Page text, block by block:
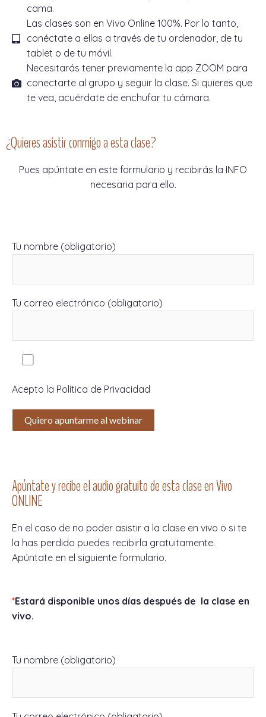
cama.
Las clases son en Vivo Online 100%. Por lo tanto,
conéctate a ellas a través de tu ordenador, de tu
tablet o de tu móvil.
Necesitarás tener previamente la app ZOOM para
conectarte al grupo y seguir la clase. Si quieres que
te vea, acuérdate de enchufar tu cámara.
¿Quieres asistir conmigo a esta clase?
Pues apúntate en este formulario y recibirás la INFO
necesaria para ello.
Tu nombre (obligatorio)
Tu correo electrónico (obligatorio)
Acepto la Política de Privacidad
Apúntate y recibe el audio gratuito de esta clase en Vivo
ONLINE
En el caso de no poder asistir a la clase en vivo o si te
la has perdido puedes recibirla gratuitamente.
Apúntate en el siguiente formulario.
*Estará disponible unos días después de la clase en
vivo.
Tu nombre (obligatorio)